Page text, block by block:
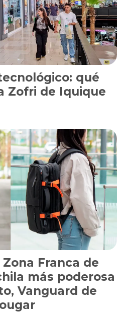
qué
Zofri de Iquique
Franca de
más poderosa
Vanguard de